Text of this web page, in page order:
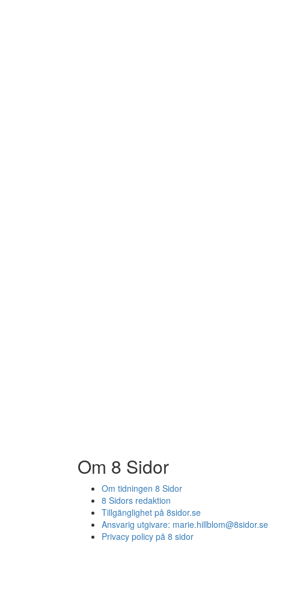
Om 8 Sidor
Om tidningen 8 Sidor
8 Sidors redaktion
Tillgänglighet på 8sidor.se
Ansvarig utgivare: marie.hillblom@8sidor.se
Privacy policy på 8 sidor